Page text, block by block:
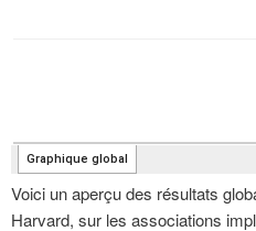
Voici un aperçu des résultats
Harvard, sur les associations